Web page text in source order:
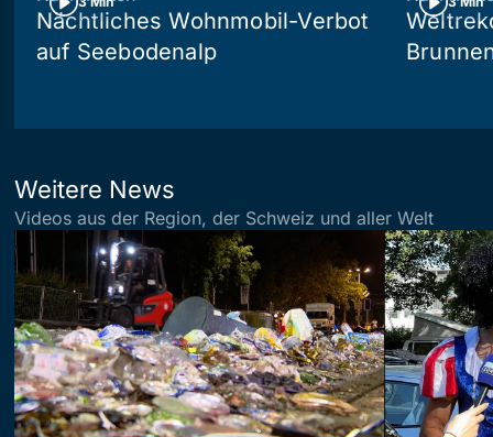
Nächtliches Wohnmobil-Verbot
auf Seebodenalp
Weitere News
Videos aus der Region, der Schweiz und aller Welt